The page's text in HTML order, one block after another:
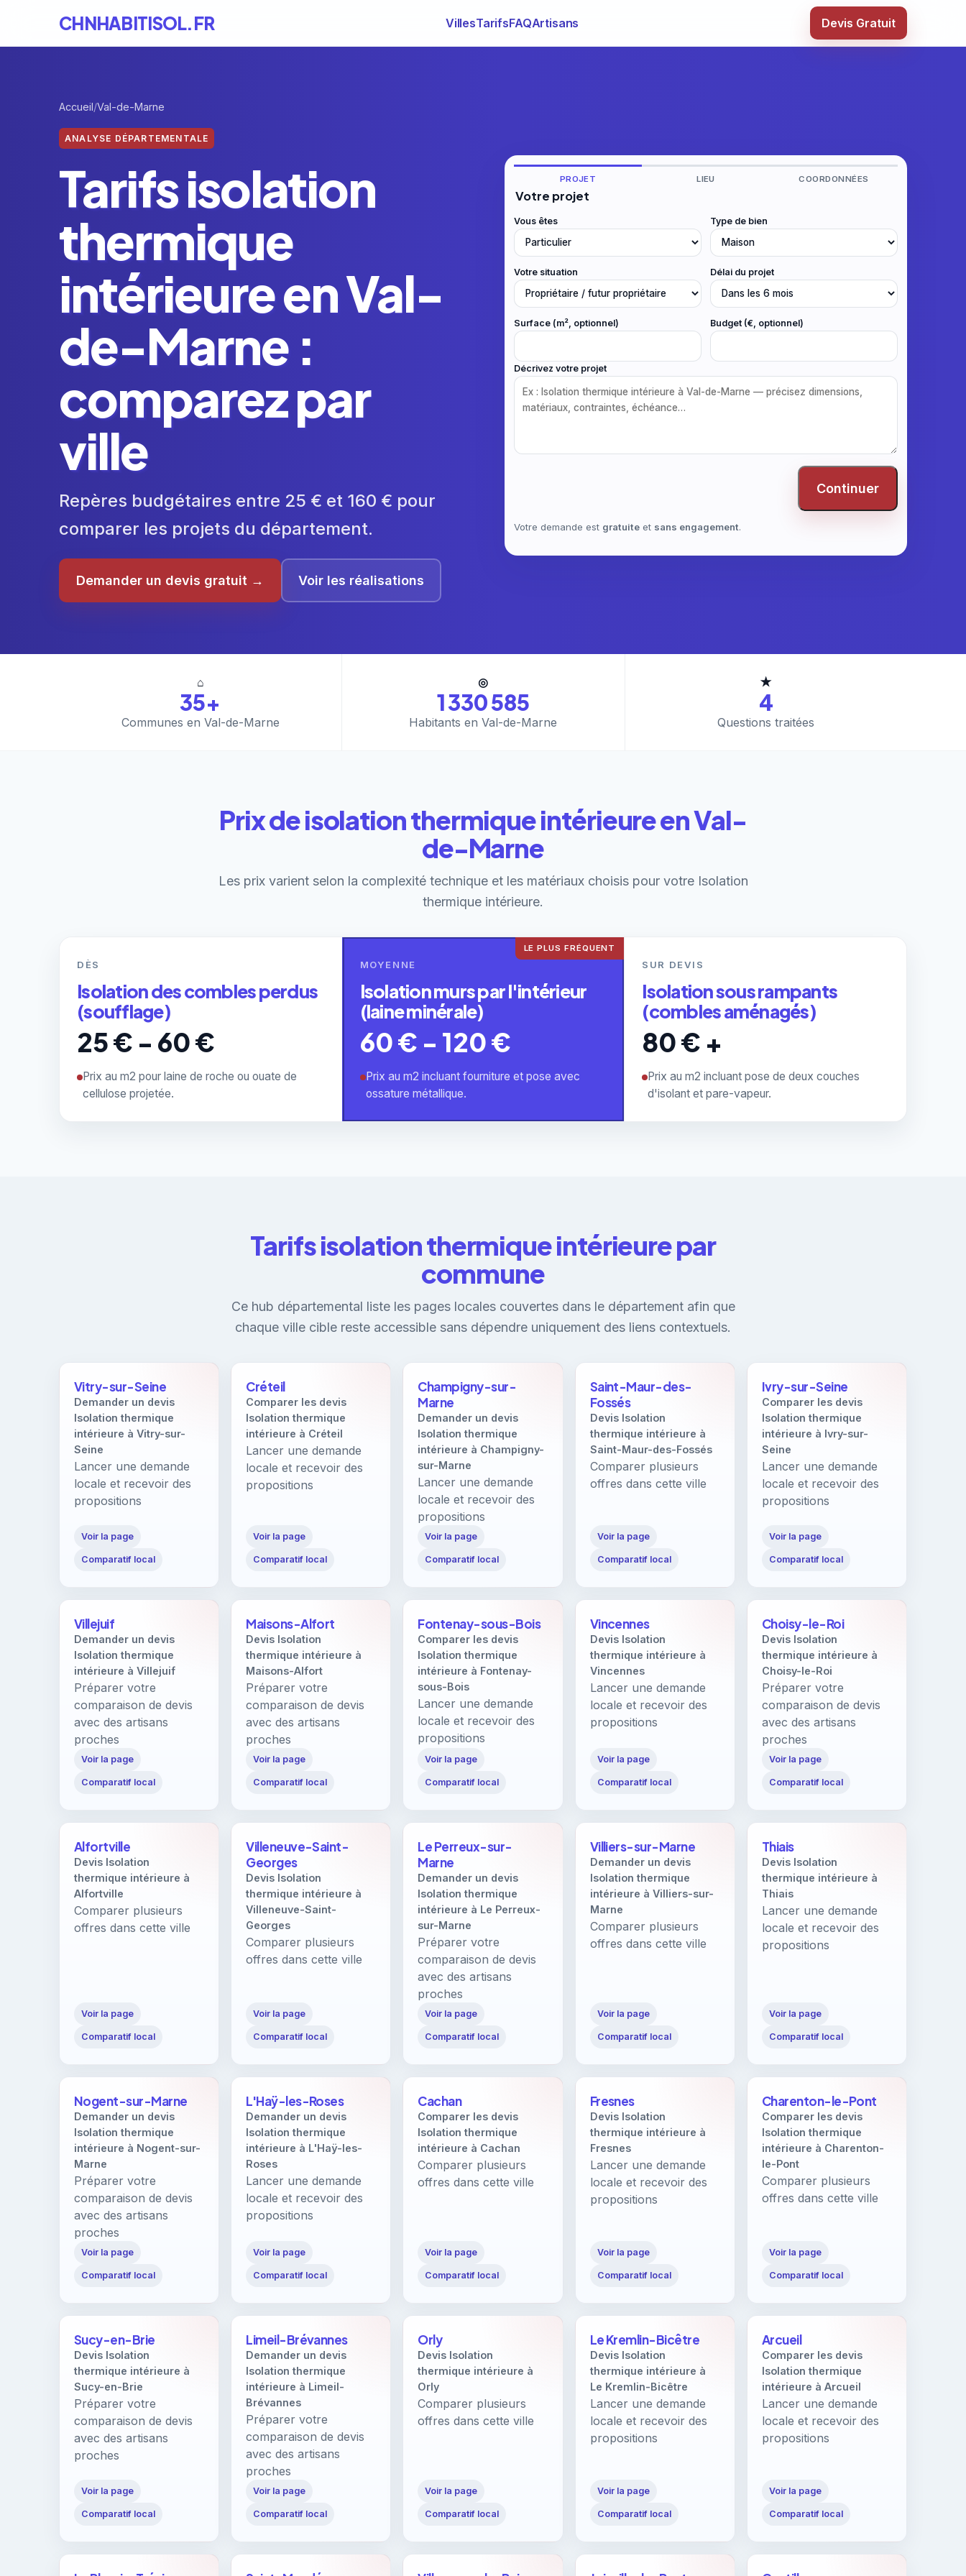
CHNHABITISOL.FR VillesTarifsFAQArtisans Devis Gratuit
Accueil Val-de-Marne
ANALYSE DÉPARTEMENTALE
Tarifs isolation
thermique
intérieure en Val-
de-Marne :
comparez par
ville
Repères budgétaires entre 25 € et 160 € pour
comparer les projets du département.
Demander un devis gratuit → Voir les réalisations
PROJET LIEU COORDONNÉES
Votre projet
Vous êtes Type de bien
Votre situation Délai du projet
Surface (m², optionnel) Budget (€, optionnel)
Décrivez votre projet
Continuer
Votre demande est gratuite et sans engagement.
⌂
35+
Communes en Val-de-Marne
◎
1 330 585
Habitants en Val-de-Marne
★
4
Questions traitées
Prix de isolation thermique intérieure en Val-
de-Marne
Les prix varient selon la complexité technique et les matériaux choisis pour votre Isolation
thermique intérieure.
DÈS
Isolation des combles perdus
(soufflage)
25 € - 60 €
Prix au m2 pour laine de roche ou ouate de
cellulose projetée.
LE PLUS FRÉQUENT
MOYENNE
Isolation murs par l'intérieur
(laine minérale)
60 € - 120 €
Prix au m2 incluant fourniture et pose avec
ossature métallique.
SUR DEVIS
Isolation sous rampants
(combles aménagés)
80 € +
Prix au m2 incluant pose de deux couches
d'isolant et pare-vapeur.
Tarifs isolation thermique intérieure par
commune
Ce hub départemental liste les pages locales couvertes dans le département afin que
chaque ville cible reste accessible sans dépendre uniquement des liens contextuels.
Vitry-sur-Seine
Demander un devis
Isolation thermique
intérieure à Vitry-sur-
Seine
Lancer une demande
locale et recevoir des
propositions
Voir la page
Comparatif local
Créteil
Comparer les devis
Isolation thermique
intérieure à Créteil
Lancer une demande
locale et recevoir des
propositions
Voir la page
Comparatif local
Champigny-sur-
Marne
Demander un devis
Isolation thermique
intérieure à Champigny-
sur-Marne
Lancer une demande
locale et recevoir des
propositions
Voir la page
Comparatif local
Saint-Maur-des-
Fossés
Devis Isolation
thermique intérieure à
Saint-Maur-des-Fossés
Comparer plusieurs
offres dans cette ville
Voir la page
Comparatif local
Ivry-sur-Seine
Comparer les devis
Isolation thermique
intérieure à Ivry-sur-
Seine
Lancer une demande
locale et recevoir des
propositions
Voir la page
Comparatif local
Villejuif
Demander un devis
Isolation thermique
intérieure à Villejuif
Préparer votre
comparaison de devis
avec des artisans
proches
Voir la page
Comparatif local
Maisons-Alfort
Devis Isolation
thermique intérieure à
Maisons-Alfort
Préparer votre
comparaison de devis
avec des artisans
proches
Voir la page
Comparatif local
Fontenay-sous-Bois
Comparer les devis
Isolation thermique
intérieure à Fontenay-
sous-Bois
Lancer une demande
locale et recevoir des
propositions
Voir la page
Comparatif local
Vincennes
Devis Isolation
thermique intérieure à
Vincennes
Lancer une demande
locale et recevoir des
propositions
Voir la page
Comparatif local
Choisy-le-Roi
Devis Isolation
thermique intérieure à
Choisy-le-Roi
Préparer votre
comparaison de devis
avec des artisans
proches
Voir la page
Comparatif local
Alfortville
Devis Isolation
thermique intérieure à
Alfortville
Comparer plusieurs
offres dans cette ville
Voir la page
Comparatif local
Villeneuve-Saint-
Georges
Devis Isolation
thermique intérieure à
Villeneuve-Saint-
Georges
Comparer plusieurs
offres dans cette ville
Voir la page
Comparatif local
Le Perreux-sur-
Marne
Demander un devis
Isolation thermique
intérieure à Le Perreux-
sur-Marne
Préparer votre
comparaison de devis
avec des artisans
proches
Voir la page
Comparatif local
Villiers-sur-Marne
Demander un devis
Isolation thermique
intérieure à Villiers-sur-
Marne
Comparer plusieurs
offres dans cette ville
Voir la page
Comparatif local
Thiais
Devis Isolation
thermique intérieure à
Thiais
Lancer une demande
locale et recevoir des
propositions
Voir la page
Comparatif local
Nogent-sur-Marne
Demander un devis
Isolation thermique
intérieure à Nogent-sur-
Marne
Préparer votre
comparaison de devis
avec des artisans
proches
Voir la page
Comparatif local
L'Haÿ-les-Roses
Demander un devis
Isolation thermique
intérieure à L'Haÿ-les-
Roses
Lancer une demande
locale et recevoir des
propositions
Voir la page
Comparatif local
Cachan
Comparer les devis
Isolation thermique
intérieure à Cachan
Comparer plusieurs
offres dans cette ville
Voir la page
Comparatif local
Fresnes
Devis Isolation
thermique intérieure à
Fresnes
Lancer une demande
locale et recevoir des
propositions
Voir la page
Comparatif local
Charenton-le-Pont
Comparer les devis
Isolation thermique
intérieure à Charenton-
le-Pont
Comparer plusieurs
offres dans cette ville
Voir la page
Comparatif local
Sucy-en-Brie
Devis Isolation
thermique intérieure à
Sucy-en-Brie
Préparer votre
comparaison de devis
avec des artisans
proches
Voir la page
Comparatif local
Limeil-Brévannes
Demander un devis
Isolation thermique
intérieure à Limeil-
Brévannes
Préparer votre
comparaison de devis
avec des artisans
proches
Voir la page
Comparatif local
Orly
Devis Isolation
thermique intérieure à
Orly
Comparer plusieurs
offres dans cette ville
Voir la page
Comparatif local
Le Kremlin-Bicêtre
Devis Isolation
thermique intérieure à
Le Kremlin-Bicêtre
Lancer une demande
locale et recevoir des
propositions
Voir la page
Comparatif local
Arcueil
Comparer les devis
Isolation thermique
intérieure à Arcueil
Lancer une demande
locale et recevoir des
propositions
Voir la page
Comparatif local